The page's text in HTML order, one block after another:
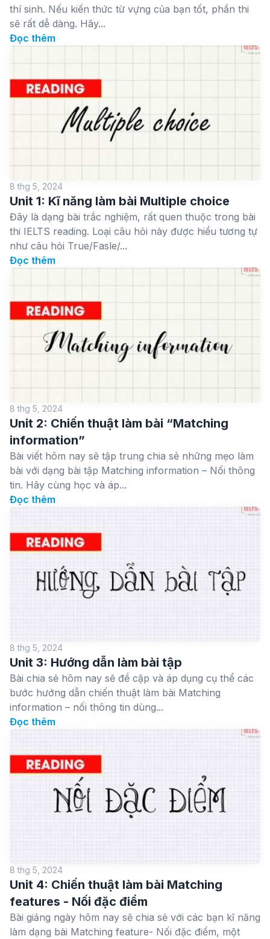
thí sinh. Nếu kiến thức từ vựng của bạn tốt, phần thi
sẽ rất dễ dàng. Hãy...
Đọc thêm
8 thg 5, 2024
Unit 1: Kĩ năng làm bài Multiple choice
Đây là dạng bài trắc nghiệm, rất quen thuộc trong bài
thi IELTS reading. Loại câu hỏi này được hiểu tương tự
như câu hỏi True/Fasle/...
Đọc thêm
8 thg 5, 2024
Unit 2: Chiến thuật làm bài “Matching
information”
Bài viết hôm nay sẽ tập trung chia sẻ những mẹo làm
bài với dạng bài tập Matching information – Nối thông
tin. Hãy cùng học và áp...
Đọc thêm
8 thg 5, 2024
Unit 3: Hướng dẫn làm bài tập
Bài chia sẻ hôm nay sẽ đề cập và áp dụng cụ thể các
bước hướng dẫn chiến thuật làm bài Matching
information – nối thông tin dùng...
Đọc thêm
8 thg 5, 2024
Unit 4: Chiến thuật làm bài Matching
features - Nối đặc điểm
Bài giảng ngày hôm nay sẽ chia sẻ với các bạn kĩ năng
làm dạng bài Matching feature- Nối đặc điểm, một